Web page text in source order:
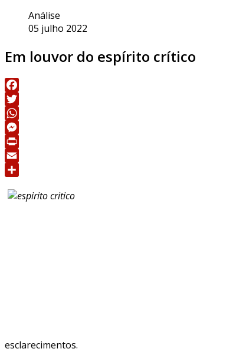
Análise
05 julho 2022
Em louvor do espírito crítico
Facebook
Twitter
WhatsApp
Messenger
Print
Email
esclarecimentos.